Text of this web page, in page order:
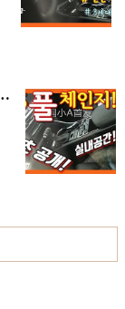
포착! KIA K5 DL3!